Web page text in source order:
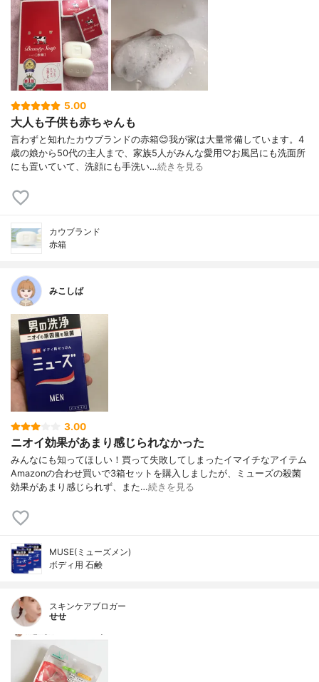
5.00
大人も子供も赤ちゃんも
言わずと知れたカウブランドの赤箱😊我が家は大量常備しています。4
歳の娘から50代の主人まで、家族5人がみんな愛用♡お風呂にも洗面所
にも置いていて、洗顔にも手洗い…続きを見る
カウブランド
赤箱
みこしば
3.00
ニオイ効果があまり感じられなかった
みんなにも知ってほしい！買って失敗してしまったイマイチなアイテム
Amazonの合わせ買いで3箱セットを購入しましたが、ミューズの殺菌
効果があまり感じられず、また…続きを見る
MUSE(ミューズメン)
ボディ用 石鹸
スキンケアブロガー
せせ